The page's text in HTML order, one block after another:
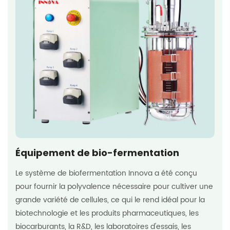
Équipement de bio-fermentation
Le système de biofermentation Innova a été conçu
pour fournir la polyvalence nécessaire pour cultiver une
grande variété de cellules, ce qui le rend idéal pour la
biotechnologie et les produits pharmaceutiques, les
biocarburants, la R&D, les laboratoires d'essais, les